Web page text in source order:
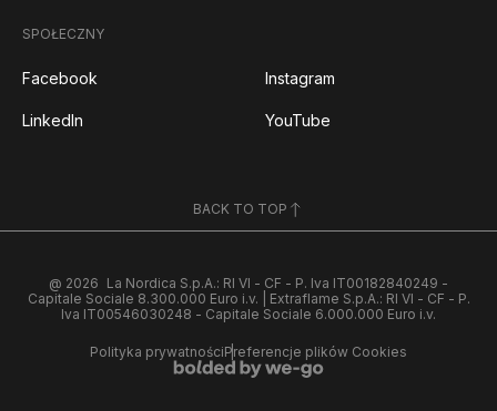
SPOŁECZNY
Facebook Instagram
LinkedIn YouTube
BACK TO TOP
@ 2026 La Nordica S.p.A.: RI VI - CF - P. Iva IT00182840249 -
Capitale Sociale 8.300.000 Euro i.v. | Extraflame S.p.A.: RI VI - CF - P.
Iva IT00546030248 - Capitale Sociale 6.000.000 Euro i.v.
Polityka prywatnościPreferencje plików Cookies